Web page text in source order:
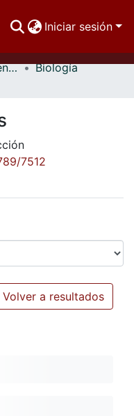
Iniciar sesión
Ciencias Básicas e Ingeniería
Biología
7512
Volver a resultados